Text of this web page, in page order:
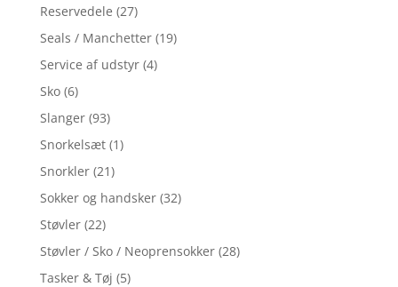
Reservedele (27)
Seals / Manchetter (19)
Service af udstyr (4)
Sko (6)
Slanger (93)
Snorkelsæt (1)
Snorkler (21)
Sokker og handsker (32)
Støvler (22)
Støvler / Sko / Neoprensokker (28)
Tasker & Tøj (5)